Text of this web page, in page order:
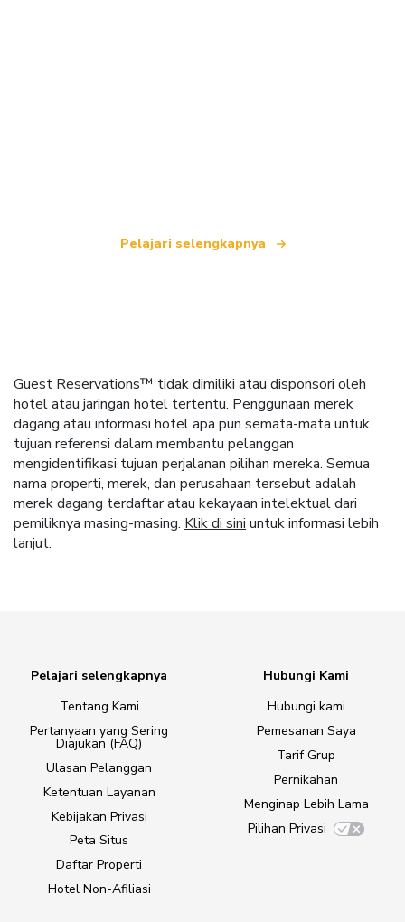
Pelajari selengkapnya
Guest Reservations™ tidak dimiliki atau disponsori oleh
hotel atau jaringan hotel tertentu. Penggunaan merek
dagang atau informasi hotel apa pun semata-mata untuk
tujuan referensi dalam membantu pelanggan
mengidentifikasi tujuan perjalanan pilihan mereka. Semua
nama properti, merek, dan perusahaan tersebut adalah
merek dagang terdaftar atau kekayaan intelektual dari
pemiliknya masing-masing. Klik di sini untuk informasi lebih
lanjut.
Pelajari selengkapnya
Tentang Kami
Pertanyaan yang Sering
Diajukan (FAQ)
Ulasan Pelanggan
Ketentuan Layanan
Kebijakan Privasi
Peta Situs
Daftar Properti
Hotel Non-Afiliasi
Hubungi Kami
Hubungi kami
Pemesanan Saya
Tarif Grup
Pernikahan
Menginap Lebih Lama
Pilihan Privasi